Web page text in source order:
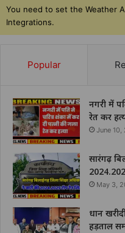
You need to set the Weather
Integrations.
Popular
नगरी में
रेत कर
June 10,
सारंगढ़
May 3,
धान
हड़ताल